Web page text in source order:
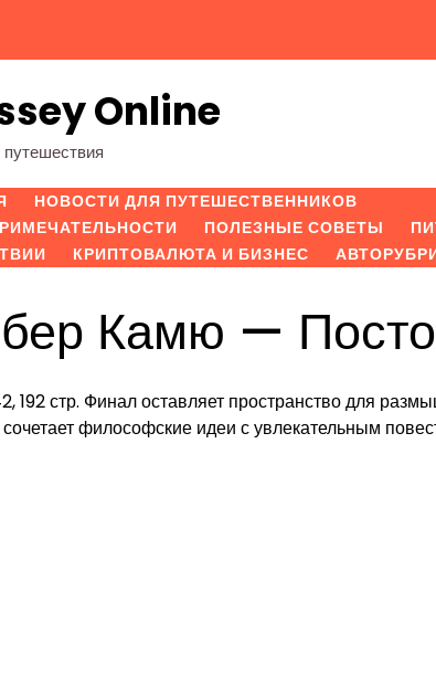
Online
НОВОСТИ ДЛЯ ПУТЕШЕСТВЕННИКОВ
ПОЛЕЗНЫЕ СОВЕТЫ
КРИПТОВАЛЮТА И БИЗНЕС
Камю —
192 стр. Финал оставляет пространство для
сочетает философские идеи с увлекательным